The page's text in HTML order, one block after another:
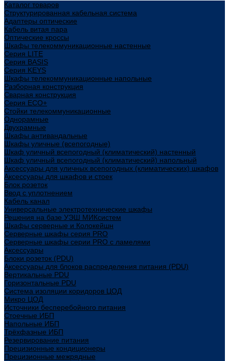
Каталог товаров
Структурированная кабельная система
Адаптеры оптические
Кабель витая пара
Оптические кроссы
Шкафы телекоммуникационные настенные
Cерия LITE
Cерия BASIS
Cерия KEYS
Шкафы телекоммуникационные напольные
Разборная конструкция
Сварная конструкция
Серия ECO+
Стойки телекоммуникационные
Однорамные
Двухрамные
Шкафы антивандальные
Шкафы уличные (всепогодные)
Шкаф уличный всепогодный (климатический) настенный
Шкаф уличный всепогодный (климатический) напольный
Аксессуары для уличных всепогодных (климатических) шкафов
Аксессуары для шкафов и стоек
Блок розеток
Ввод с уплотнением
Кабель канал
Универсальные электротехнические шкафы
Решения на базе УЭШ МИКсистем
Шкафы серверные и Колокейшн
Серверные шкафы серия PRO
Серверные шкафы серии PRO с ламелями
Аксессуары
Блоки розеток (PDU)
Аксессуары для блоков распределения питания (PDU)
Вертикальные PDU
Горизонтальные PDU
Система изоляции коридоров ЦОД
Микро ЦОД
Источники бесперебойного питания
Стоечные ИБП
Напольные ИБП
Трёхфазные ИБП
Резервирование питания
Прецизионные кондиционеры
Прецизионные межрядные